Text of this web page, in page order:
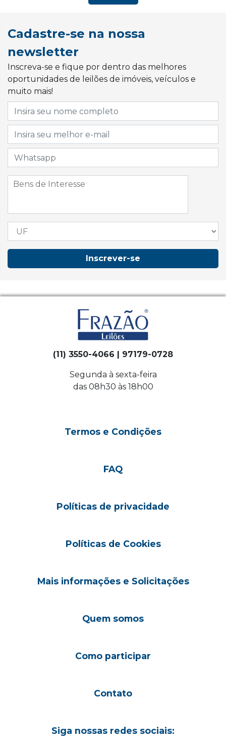
Cadastre-se na nossa
newsletter
Inscreva-se e fique por dentro das melhores
oportunidades de leilões de imóveis, veículos e
muito mais!
Inscrever-se
(11) 3550-4066 | 97179-0728
Segunda à sexta-feira
das 08h30 às 18h00
Termos e Condições
FAQ
Políticas de privacidade
Políticas de Cookies
Mais informações e Solicitações
Quem somos
Como participar
Contato
Siga nossas redes sociais: